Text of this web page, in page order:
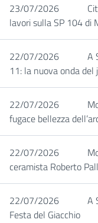
23/07/2026
lavori sulla SP 104 di
22/07/2026
A
11: la nuova onda del
22/07/2026
fugace bellezza
22/07/2026
ceramista Roberto
22/07/2026
A
Festa del Giacchio